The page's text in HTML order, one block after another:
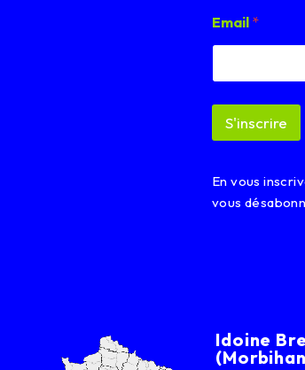
m
a
l
m
i
*
Email *
S'inscrire
En vous
vous
Idoine